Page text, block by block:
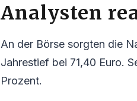
Analysten
An der Börse sorgten die
Jahrestief bei 71,40 Euro.
Prozent.